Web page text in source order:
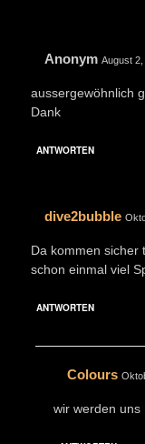
Anonym August 2,
aussergewöhnlich
Dank
ANTWORTEN
dive2bubble
Da kommen sicher
schon einmal viel
ANTWORTEN
Colours
wir werden